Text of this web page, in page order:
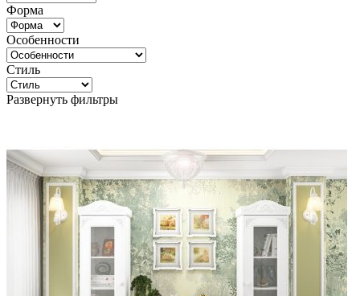
Форма
Особенности
Стиль
Развернуть фильтры